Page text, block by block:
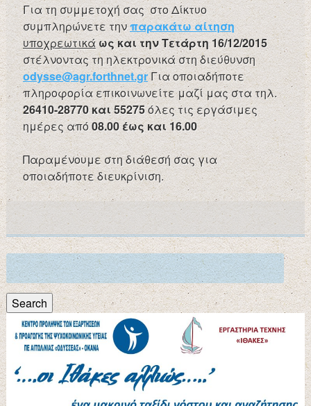
Για τη συμμετοχή σας στο Δίκτυο
συμπληρώνετε τηνπαρακάτω αίτηση
υποχρεωτικά ως και την Τετάρτη 16/12/2015
στέλνοντας τη ηλεκτρονικά στη διεύθυνση
odysse@agr.forthnet.grΓια οποιαδήποτε
πληροφορία επικοινωνείτε μαζί μας στα τηλ.
26410-28770 και 55275όλες τις εργάσιμες
ημέρες από08.00 έως και 16.00
Παραμένουμε στη διάθεσή σας για
οποιαδήποτε διευκρίνιση.
Search
for:
Search